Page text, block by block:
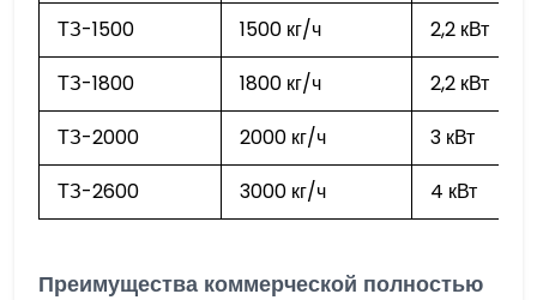
ТЗ-1500
1500 кг/ч
2,2 кВт
ТЗ-1800
1800 кг/ч
2,2 кВт
ТЗ-2000
2000 кг/ч
3 кВт
ТЗ-2600
3000 кг/ч 4 кВт
Преимущества коммерческой полностью